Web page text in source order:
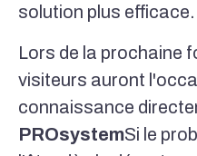
solution plus efficace.
Lors de la prochaine
visiteurs auront
connaissance
PROsystemSi le